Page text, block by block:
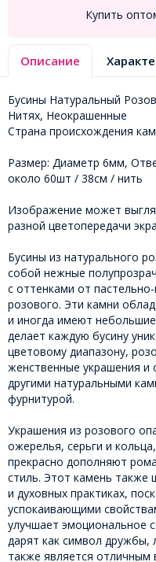
Купить
Описание
Бусины Натуральный
Нитях, Неокрашенные
Страна происхождения
Размер: Диаметр 6мм,
около 60шт / 38см / нить
Изображение может
разной цветопередачи
Бусины из натурального
собой нежные
с оттенками от
розового. Эти камни
и иногда имеют
делает каждую бусину
цветовому диапазону,
женственные украшения и
другими натуральными
фурнитурой.
Украшения из розового
ожерелья, серьги и
прекрасно дополняют
стиль. Этот камень также
и духовных практиках,
успокаивающими
улучшает эмоциональное
дарят как символ
также является